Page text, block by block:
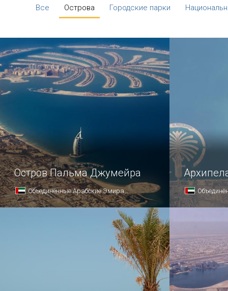
Все Острова Городские парки
Остров Пальма Джумейра
Объединённые Арабские Эмираты